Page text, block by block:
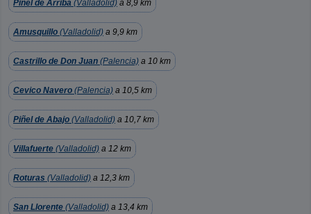
Piñel de Arriba (Valladolid) a 8,9 km
Amusquillo (Valladolid) a 9,9 km
Castrillo de Don Juan (Palencia) a 10 km
Cevico Navero (Palencia) a 10,5 km
Piñel de Abajo (Valladolid) a 10,7 km
Villafuerte (Valladolid) a 12 km
Roturas (Valladolid) a 12,3 km
San Llorente (Valladolid) a 13,4 km